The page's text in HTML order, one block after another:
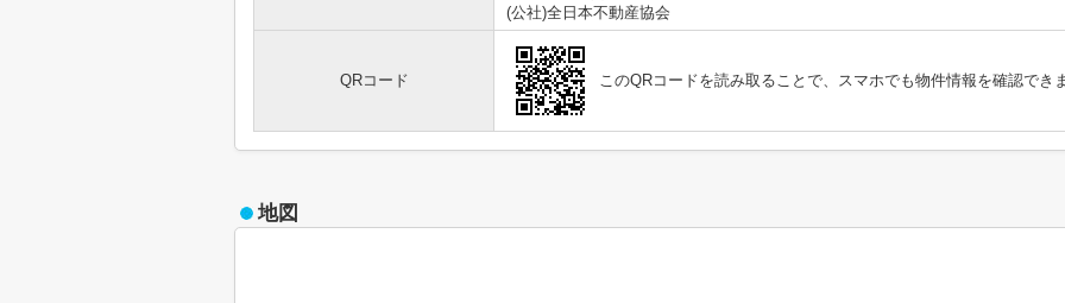
(公社)全日本不動産協会
QRコード このQRコードを読み取ることで、スマホでも物件情報を確認でき
地図